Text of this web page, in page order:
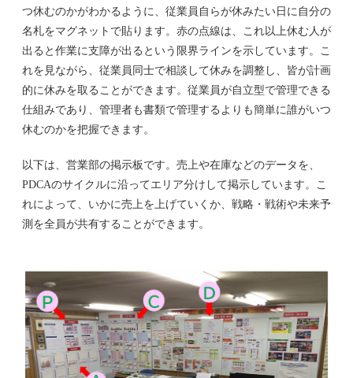
つ休むのかがわかるように、従業員自らが休みたい日に自分の
名札をマグネットで貼ります。赤の点線は、これ以上休む人が
出ると作業に支障が出るという限界ラインを示しています。こ
れを見ながら、従業員同士で相談して休みを調整し、皆が計画
的に休みを取ることができます。従業員が自立型で管理できる
仕組みであり、管理者も書類で管理するよりも簡単に誰がいつ
休むのかを把握できます。
以下は、営業部の掲示板です。売上や在庫などのデータを、
PDCAのサイクルに沿ってエリア分けして掲示しています。こ
れによって、いかに売上を上げていくか、戦略・戦術や未来予
測を全員が共有することができます。